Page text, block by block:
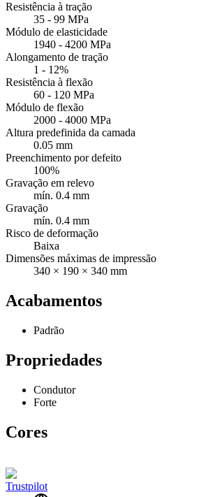
Resistência à tração
35 - 99 MPa
Módulo de elasticidade
1940 - 4200 MPa
Alongamento de tração
1 - 12%
Resistência à flexão
60 - 120 MPa
Módulo de flexão
2000 - 4000 MPa
Altura predefinida da camada
0.05 mm
Preenchimento por defeito
100%
Gravação em relevo
mín. 0.4 mm
Gravação
mín. 0.4 mm
Risco de deformação
Baixa
Dimensões máximas de impressão
340 × 190 × 340 mm
Acabamentos
Padrão
Propriedades
Condutor
Forte
Cores
Trustpilot